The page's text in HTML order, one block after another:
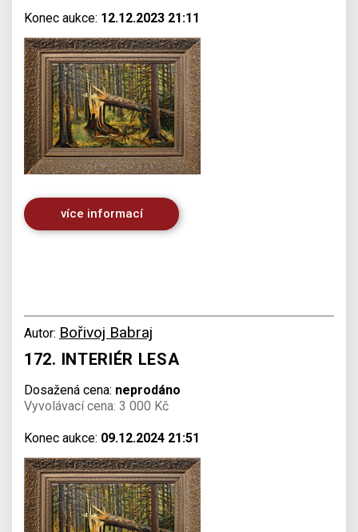
Konec aukce: 12.12.2023 21:11
více informací
Autor: Bořivoj Babraj
172. INTERIÉR LESA
Dosažená cena: neprodáno
Vyvolávací cena: 3 000 Kč
Konec aukce: 09.12.2024 21:51